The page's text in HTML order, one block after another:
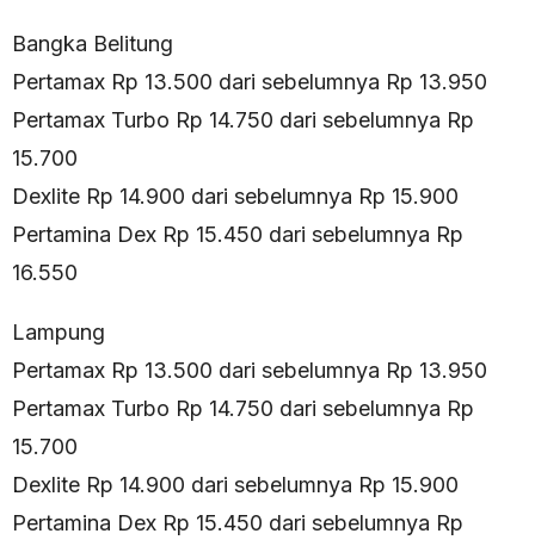
Bangka Belitung
Pertamax Rp 13.500 dari sebelumnya Rp 13.950
Pertamax Turbo Rp 14.750 dari sebelumnya Rp
15.700
Dexlite Rp 14.900 dari sebelumnya Rp 15.900
Pertamina Dex Rp 15.450 dari sebelumnya Rp
16.550
Lampung
Pertamax Rp 13.500 dari sebelumnya Rp 13.950
Pertamax Turbo Rp 14.750 dari sebelumnya Rp
15.700
Dexlite Rp 14.900 dari sebelumnya Rp 15.900
Pertamina Dex Rp 15.450 dari sebelumnya Rp